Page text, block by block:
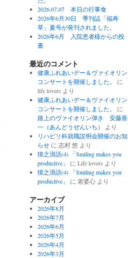
2026.07.07 本日の行事食
2026年6月30日 季刊誌「福寿
草」夏号が発刊されました。
2026年6月 入院患者様からの投
書
最近のコメント
健康ふれあいデー＆ヴァイオリン
コンサートを開催しました。
に
life lovers より
健康ふれあいデー＆ヴァイオリン
コンサートを開催しました。
に
路上のヴァイオリン弾き 安藤善
一（あんどうぜんいち）
より
リハビリ科就職説明会開催のお知
らせに 志村 悠 より
獏之浪語(4) 「Smiling makes you
productive」
に Life lovers より
獏之浪語(4) 「Smiling makes you
productive」
に 老婆心 より
アーカイブ
2026年8月
2026年7月
2026年6月
2026年5月
2026年4月
2026年3月